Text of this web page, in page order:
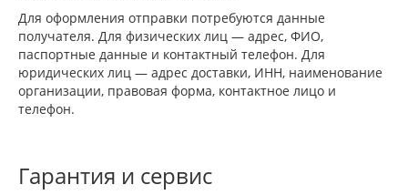
Для оформления отправки потребуются данные
получателя. Для физических лиц — адрес, ФИО,
паспортные данные и контактный телефон. Для
юридических лиц — адрес доставки, ИНН, наименование
организации, правовая форма, контактное лицо и
телефон.
Гарантия и сервис